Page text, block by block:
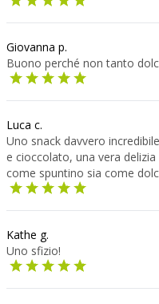
Giovanna p.
Buono perché non tanto
Luca c.
Uno snack davvero
e cioccolato, una vera
come spuntino sia come
Kathe g.
Uno sfizio!